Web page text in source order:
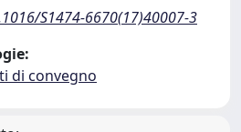
S1474-6670(17)40007-3
di convegno